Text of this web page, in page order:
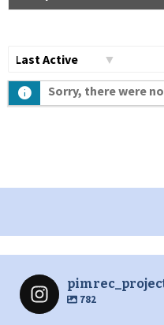
по:
Sorry, there were
782